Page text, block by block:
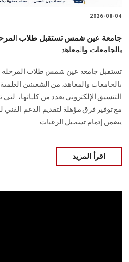
2026-08-04
جامعة عين شمس تستقبل طلاب
بالجامعات والمعاهد
تستقبل جامعة عين شمس طلاب المرحلة
بالجامعات والمعاهد، من الشعبتين
مع توفير فرق مؤهلة لتقديم الدعم الفني
يضمن إتمام تسجيل الرغبات
اقرأ المزيد